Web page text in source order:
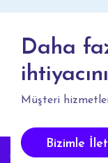
Daha
Müşteri
Bizimle